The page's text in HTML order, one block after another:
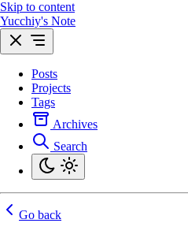
Skip to content
Yucchiy's Note
Posts
Projects
Tags
Archives
Search
Go back